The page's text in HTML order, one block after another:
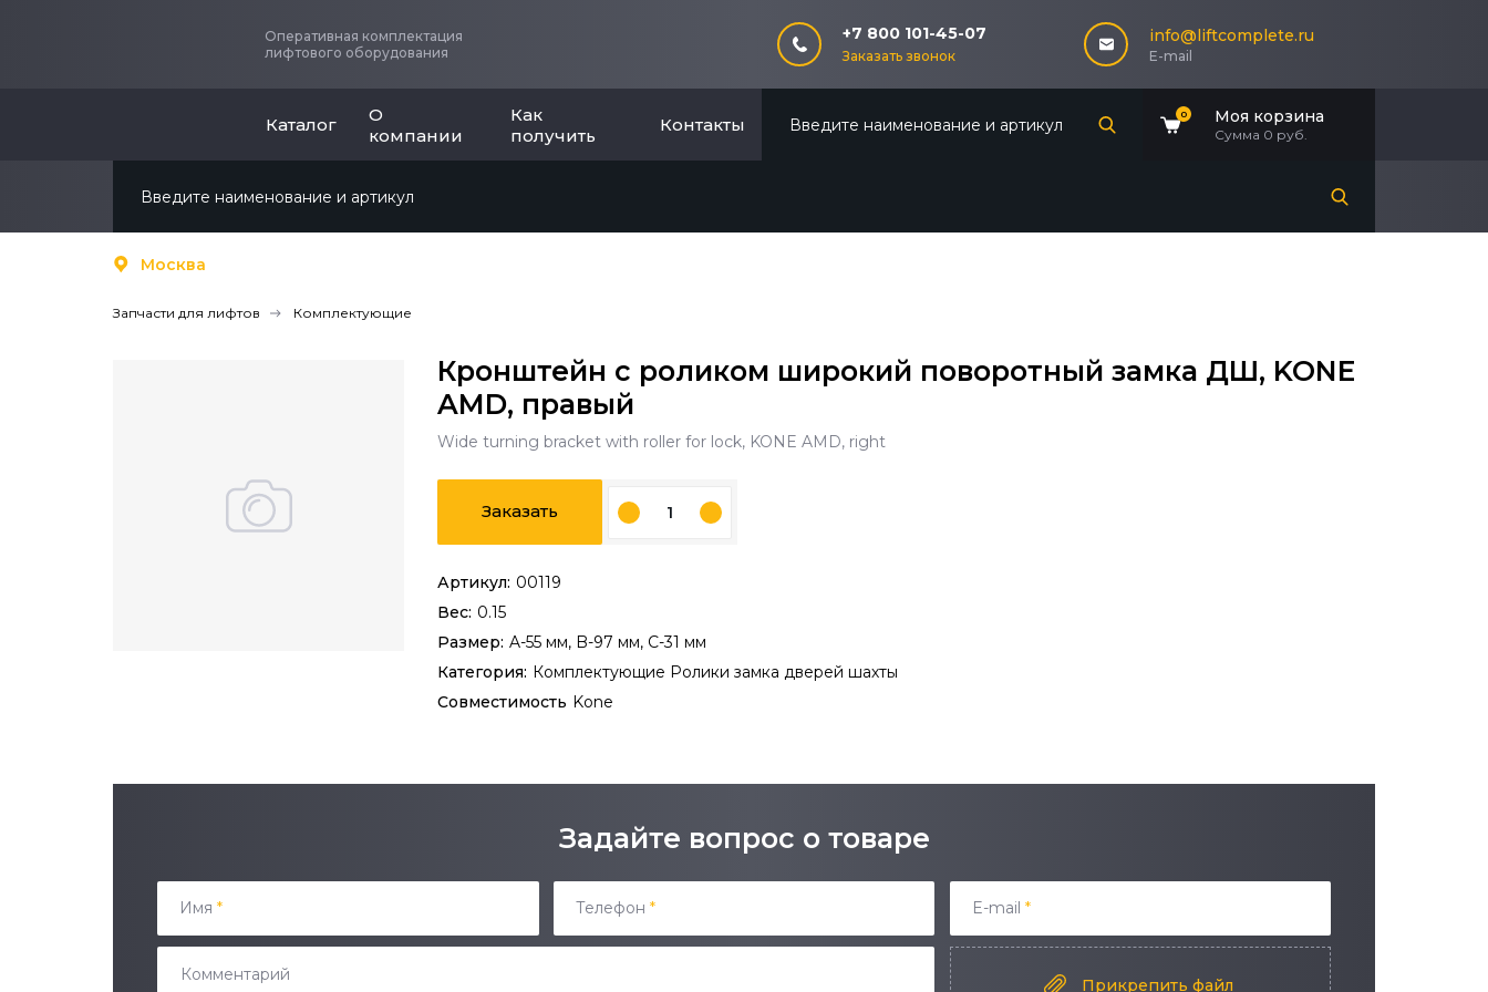
Оперативная комплектация
лифтового оборудования
+7 800 101-45-07
Заказать звонок
info@liftcomplete.ru
E-mail
Каталог
О
компании
Как
получить
Контакты
0 Моя корзина
Сумма 0 руб.
Москва
Запчасти для лифтов Комплектующие
Кронштейн с роликом широкий поворотный замка ДШ, KONE
AMD, правый
Wide turning bracket with roller for lock, KONE AMD, right
Заказать
Артикул: 00119
Вес: 0.15
Размер: A-55 мм, B-97 мм, C-31 мм
Категория: Комплектующие Ролики замка дверей шахты
Совместимость Kone
Задайте вопрос о товаре
Имя * Телефон * E-mail *
Прикрепить файл